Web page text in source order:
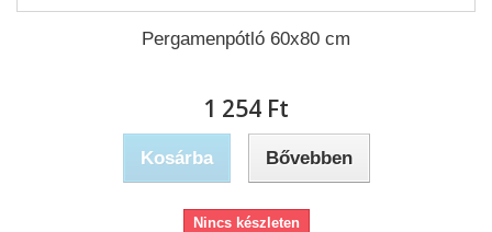
Pergamenpótló 60x80 cm
1 254 Ft‎
Kosárba Bővebben
Nincs készleten